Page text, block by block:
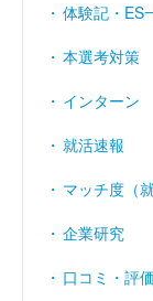
体験記・ES
本選考対策
インターン
就活速報
マッチ度（
企業研究
口コミ・評価